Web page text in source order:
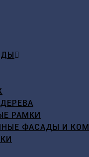
РАМКИ
ФАСАДЫ И